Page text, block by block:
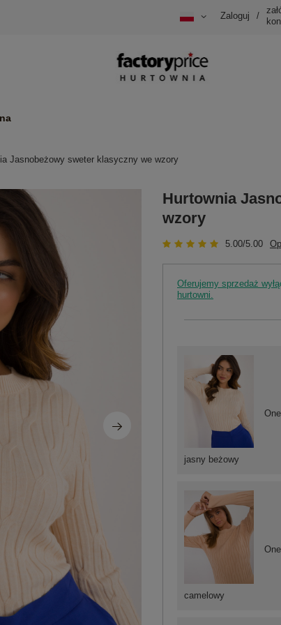
Zaloguj /
Jasnobeżowy sweter klasyczny we wzory
Hurtownia
wzory
5.00/5.00
Oferujemy sprzedaż
hurtowni.
jasny beżowy
camelowy